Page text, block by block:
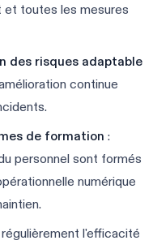
et toutes les mesures
des risques adaptable
continue
de formation :
personnel sont formés
numérique
régulièrement l'efficacité